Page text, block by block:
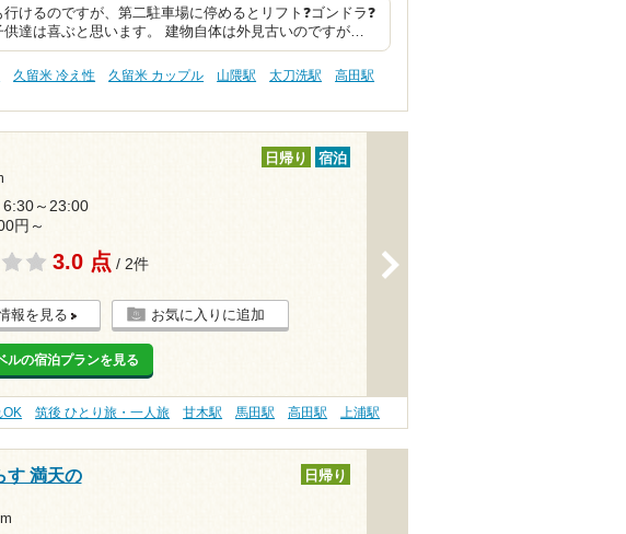
けるのですが、第二駐車場に停めるとリフト❓ゴンドラ❓
達は喜ぶと思います。 建物自体は外見古いのですが…
久留米 冷え性 久留米 カップル 山隈駅 太刀洗駅
高田駅
日帰り 宿泊
～23:00
円～
3.0 点 / 2件
報を見る お気に入りに追加
ルの宿泊プランを見る
OK 筑後 ひとり旅・一人旅 甘木駅 馬田駅 高田駅 上浦駅
す 満天の
日帰り